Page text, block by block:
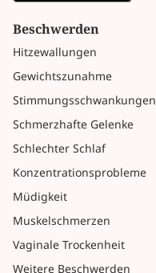
Beschwerden
Hitzewallungen
Gewichtszunahme
Stimmungsschwankungen
Schmerzhafte Gelenke
Schlechter Schlaf
Konzentrationsprobleme
Müdigkeit
Muskelschmerzen
Vaginale Trockenheit
Weitere Beschwerden